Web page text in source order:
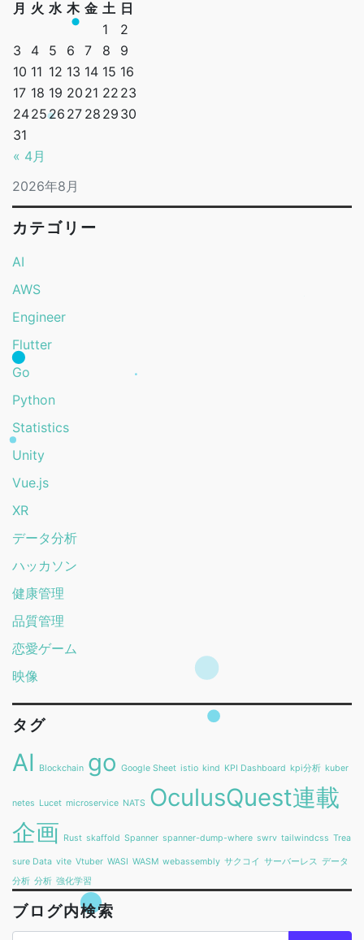
2026年8月
月 火 水 木 金 土 日
« 4月
1
2
3
4 5 6 7 8
9
10 11 12 13 14 15 16
17 18 19 20 21 22 23
242526 27 28 29 30
31
カテゴリー
AI
AWS
Engineer
Flutter
Go
Python
Statistics
Unity
Vue.js
XR
データ分析
ハッカソン
健康管理
品質管理
恋愛ゲーム
映像
タグ
AI Blockchain go Google Sheet istio kind KPI Dashboard kpi分析 kuber
netes Lucet microservice NATS OculusQuest連載
企画 Rust skaffold Spanner spanner-dump-where swrv tailwindcss Trea
sure Data vite Vtuber WASI WASM webassembly サクコイ サーバーレス データ
分析 分析 強化学習
ブログ内検索